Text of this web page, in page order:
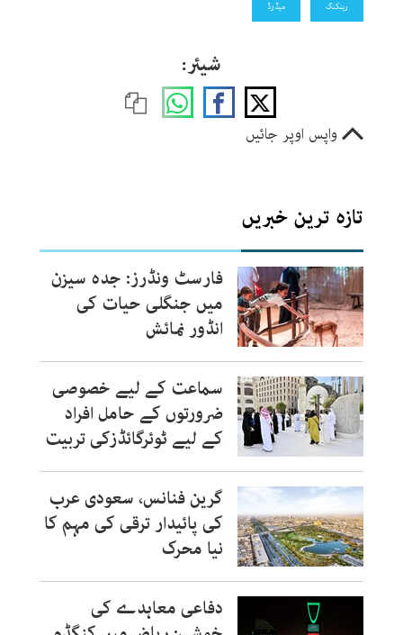
رینکنگ میڈرڈ
شیئر:
واپس اوپر جائیں
تازہ ترین خبریں
فارسٹ ونڈرز: جدہ سیزن
میں جنگلی حیات کی
انڈور نمائش
سماعت کے لیے خصوصی
ضرورتوں کے حامل افراد
کے لیے ٹوئرگائڈزکی تربیت
گرین فنانس، سعودی عرب
کی پائیدار ترقی کی مہم کا
نیا محرک
دفاعی معاہدے کی